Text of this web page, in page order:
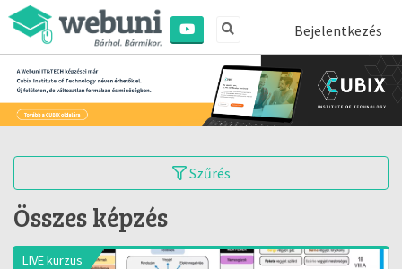
Bejelentkezés
Szűrés
Összes képzés
LIVE kurzus